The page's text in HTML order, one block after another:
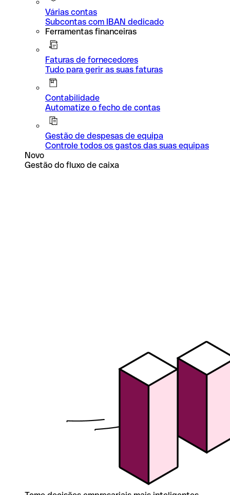
Várias contas
Subcontas com IBAN dedicado
Ferramentas financeiras
Faturas de fornecedores
Tudo para gerir as suas faturas
Contabilidade
Automatize o fecho de contas
Gestão de despesas de equipa
Controle todos os gastos das suas equipas
Novo
Gestão do fluxo de caixa